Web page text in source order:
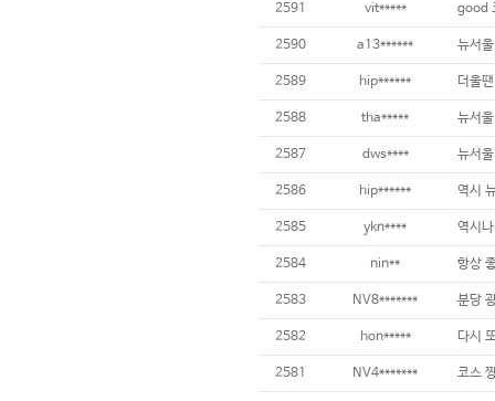
2591 vit***** good
2590 a13****** 뉴서울
2589 hip****** 더울
2588 tha***** 뉴서울
2587 dws**** 뉴서
2586 hip****** 역시
2585 ykn**** 역시
2584 nin** 항상
2583 NV8******* 분당
2582 hon***** 다시
2581 NV4******* 코스